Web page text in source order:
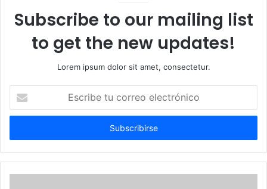
Subscribe to our mailing list
to get the new updates!
Lorem ipsum dolor sit amet, consectetur.
correo